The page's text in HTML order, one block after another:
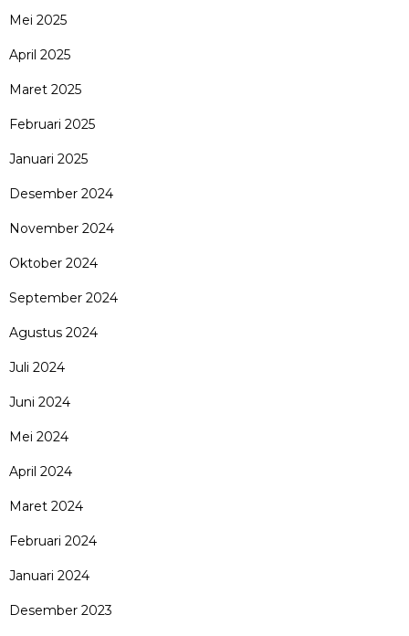
Mei 2025
April 2025
Maret 2025
Februari 2025
Januari 2025
Desember 2024
November 2024
Oktober 2024
September 2024
Agustus 2024
Juli 2024
Juni 2024
Mei 2024
April 2024
Maret 2024
Februari 2024
Januari 2024
Desember 2023